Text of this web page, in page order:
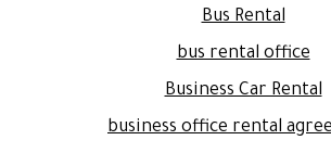
Bus Rental
bus rental office
Business Car Rental
business office rental